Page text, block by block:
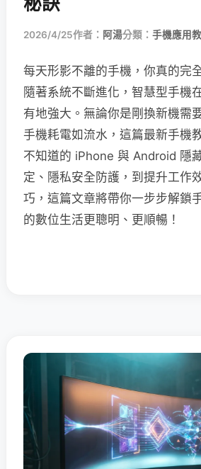
2026/4/25作者： 阿湯分類： 手機應用
每天形影不離的手機，你真的完
隨著系統不斷進化，智慧型手機
有地強大。無論你是剛換新機需
手機耗電如流水，這篇最新手機
不知道的 iPhone 與 Android 隱
定、隱私安全防護，到提升工作
巧，這篇文章將帶你一步步解鎖
的數位生活更聰明、更順暢！